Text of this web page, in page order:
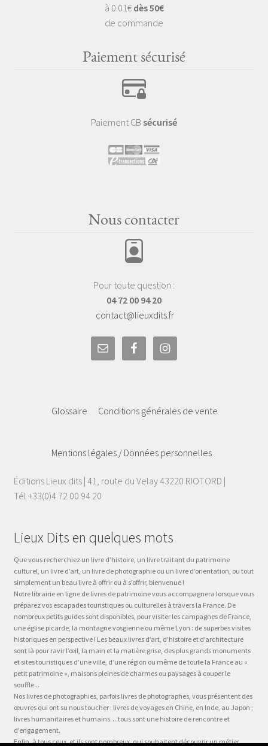
à 0.01€ dès 50€
de commande
Paiement sécurisé
Paiement CB sécurisé
Nous contacter
Pour toute question :
04 72 00 94 20
contact@lieuxdits.fr
Glossaire Conditions générales de vente
Mentions légales / Données personnelles
Éditions Lieux dits | 41, route du Velay 43220 RIOTORD |
Tél +33(0)4 72 00 94 20
Lieux Dits en quelques mots
Que vous recherchiez un livre d’histoire, un livre traitant du patrimoine
culturel, un livre d’art, un livre de photographie ou un livre d’orientation, ou tout
simplement un beau livre à offrir ou à s’offrir, bienvenue !
Notre librairie en ligne de livres de patrimoine vous accompagnera lorsque vous
préparez vos escapades touristiques ou culturelles à travers la France. De
nombreux petits guides sont disponibles, pour visiter les campagnes de France,
une église picarde, la montagne vosgienne ou même Lyon : de superbes visites
historiques en perspective ! Les beaux livres d’art, d’histoire et d’architecture
sont là pour ravir l’œil, la main et la matière grise, des plus grands monuments
et sites touristiques d’une ville, d’une région ou même de toute la France au «
petit patrimoine », maisons pleines de charmes ou paysages à couper le
souffle...
Nos livres de photographies, parfois livres de photographes, vous présentent des
œuvres qui ont su nous toucher : livres de voyages en Chine, en Inde, au Japon ;
livres humanitaires et humains… tous sont une histoire de rencontre et
d’engagement.
Enfin, à tous ceux, et ils sont nombreux, qui souhaitent découvrir un métier,